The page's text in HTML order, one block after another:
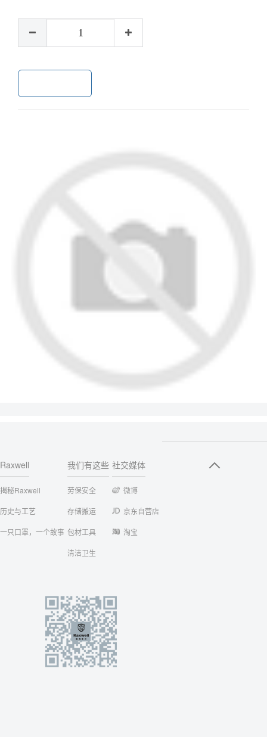
Raxwell
揭秘Raxwell
历史与工艺
一只口罩，一个故事
我们有这些
劳保安全
存储搬运
包材工具
清洁卫生
社交媒体
微博
京东自营店
淘宝